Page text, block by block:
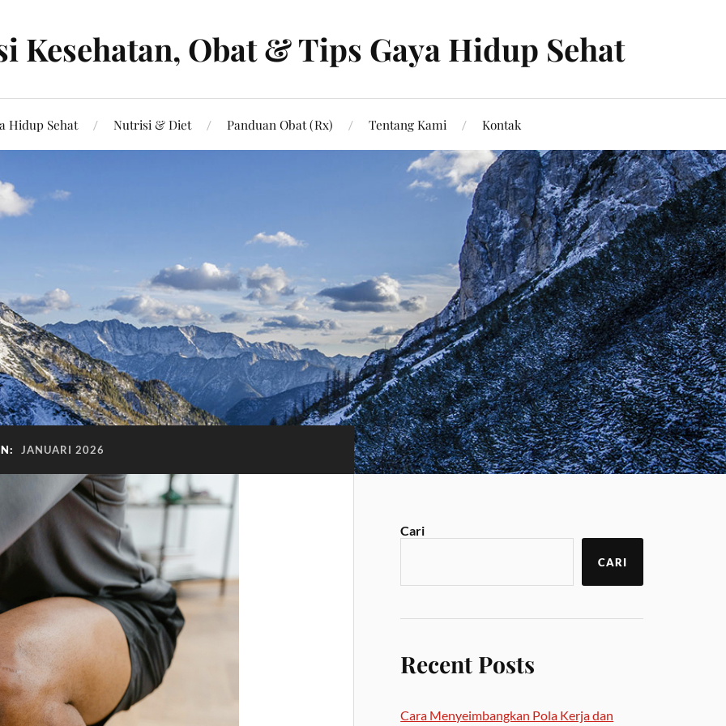
Kesehatan, Obat & Tips Gaya Hidup Sehat
Hidup Sehat Nutrisi & Diet Panduan Obat (Rx) Tentang Kami Kontak
JANUARI 2026
Cari
CARI
Recent Posts
Cara Menyeimbangkan Pola Kerja dan